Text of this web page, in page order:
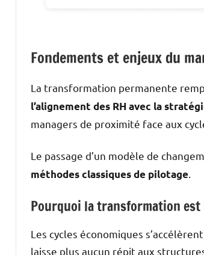
Fondements et enjeux du
La transformation permanente
l’alignement des RH avec la
managers de proximité face aux
Le passage d’un modèle de
méthodes classiques de pilotage
Pourquoi la transformation est
Les cycles économiques
laisse plus aucun répit aux